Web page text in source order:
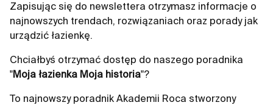
Zapisując się do newslettera otrzymasz informacje o
najnowszych trendach, rozwiązaniach oraz porady jak
urządzić łazienkę.
Chciałbyś otrzymać dostęp do naszego poradnika
"Moja łazienka Moja historia"?
To najnowszy poradnik Akademii Roca stworzony